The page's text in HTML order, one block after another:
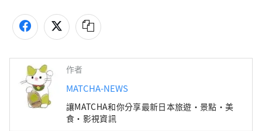
作者
MATCHA-NEWS
讓MATCHA和你分享最新日本旅遊・景點・美
食・影視資訊